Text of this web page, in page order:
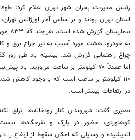
رئیس مدیریت بحران شهر تهران اعلام کرد:
استان تهران بودند و
به خودرو، هشت مورد آسیب به تیر چراغ برق
۱۱۰ کیلومتر بر ساعت است که با وجود کاهش
در ارتفاعات بیشتر است.
نصیری گفت: شهروندان کنار رودخانه‌ها اتراق
کوهنوردی، حضور در پارک و تفرجگاه‌ها
اندیشیده و وسایلی که امکان سقوط از ارتفاع را